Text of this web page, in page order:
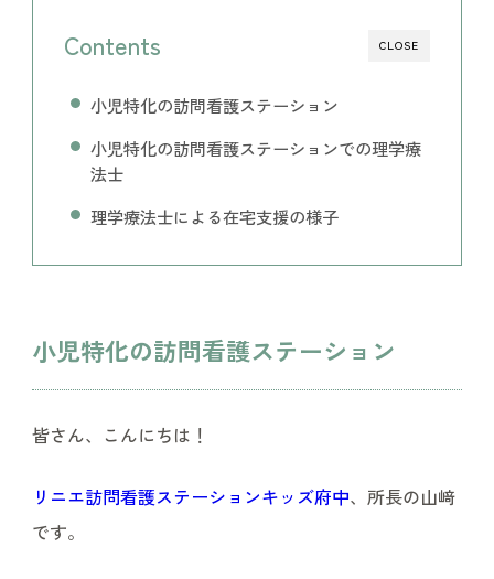
CLOSE
Contents
小児特化の訪問看護ステーション
小児特化の訪問看護ステーションでの理学療
法士
理学療法士による在宅支援の様子
小児特化の訪問看護ステーション
皆さん、こんにちは！
リニエ訪問看護ステーションキッズ府中、所長の山﨑
です。